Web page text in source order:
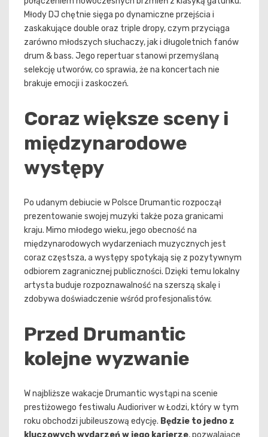
Młody DJ chętnie sięga po dynamiczne przejścia i
zaskakujące double oraz triple dropy, czym przyciąga
zarówno młodszych słuchaczy, jak i długoletnich fanów
drum & bass. Jego repertuar stanowi przemyślaną
selekcję utworów, co sprawia, że na koncertach nie
brakuje emocji i zaskoczeń.
Coraz większe sceny i
międzynarodowe
występy
Po udanym debiucie w Polsce Drumantic rozpoczął
prezentowanie swojej muzyki także poza granicami
kraju. Mimo młodego wieku, jego obecność na
międzynarodowych wydarzeniach muzycznych jest
coraz częstsza, a występy spotykają się z pozytywnym
odbiorem zagranicznej publiczności. Dzięki temu lokalny
artysta buduje rozpoznawalność na szerszą skalę i
zdobywa doświadczenie wśród profesjonalistów.
Przed Drumantic
kolejne wyzwanie
W najbliższe wakacje Drumantic wystąpi na scenie
prestiżowego festiwalu Audioriver w Łodzi, który w tym
roku obchodzi jubileuszową edycję. Będzie to jedno z